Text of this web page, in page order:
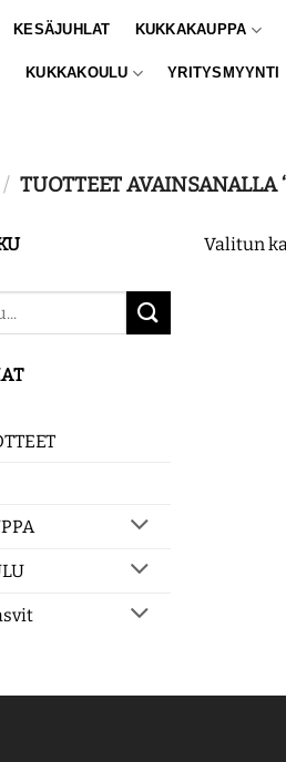
KESÄJUHLAT KUKKAKAUPPA
KUKKAKOULU YRITYSMYYNTI
/ TUOTTEET AVAINSANALLA
Valitun